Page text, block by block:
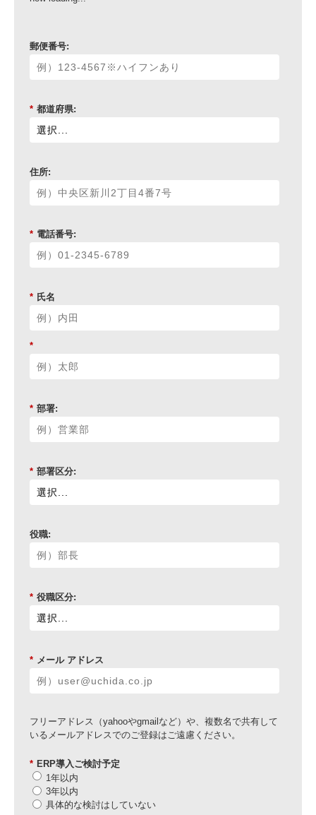
郵便番号:
* 都道府県:
住所:
* 電話番号:
* 氏名
*
* 部署:
* 部署区分:
役職:
* 役職区分:
* メール アドレス
フリーアドレス（yahooやgmailなど）や、複数名で共有して
いるメールアドレスでのご登録はご遠慮ください。
* ERP導入ご検討予定
1年以内
3年以内
具体的な検討はしていない